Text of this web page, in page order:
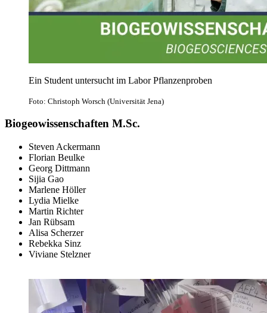
Ein Student untersucht im Labor Pflanzenproben
Foto: Christoph Worsch (Universität Jena)
Biogeowissenschaften M.Sc.
Steven Ackermann
Florian Beulke
Georg Dittmann
Sijia Gao
Marlene Höller
Lydia Mielke
Martin Richter
Jan Rübsam
Alisa Scherzer
Rebekka Sinz
Viviane Stelzner